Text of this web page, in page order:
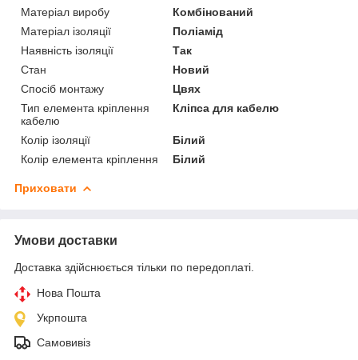
Матеріал виробу
Комбінований
Матеріал ізоляції
Поліамід
Наявність ізоляції
Так
Стан
Новий
Спосіб монтажу
Цвях
Тип елемента кріплення
кабелю
Кліпса для кабелю
Колір ізоляції
Білий
Колір елемента кріплення
Білий
Приховати
Умови доставки
Доставка здійснюється тільки по передоплаті.
Нова Пошта
Укрпошта
Самовивіз